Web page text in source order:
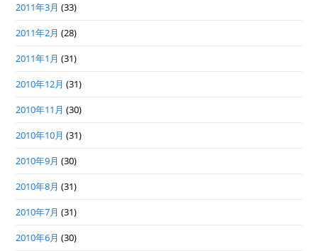
2011年3月 (33)
2011年2月 (28)
2011年1月 (31)
2010年12月 (31)
2010年11月 (30)
2010年10月 (31)
2010年9月 (30)
2010年8月 (31)
2010年7月 (31)
2010年6月 (30)